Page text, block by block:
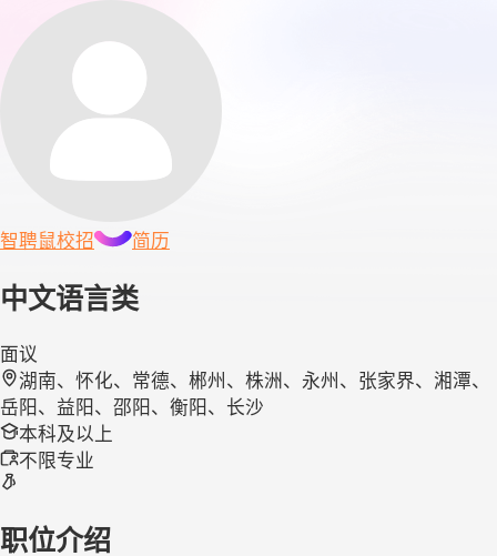
智聘鼠校招 简历
中文语言类
面议
湖南、怀化、常德、郴州、株洲、永州、张家界、湘潭、
岳阳、益阳、邵阳、衡阳、长沙
本科及以上
不限专业
职位介绍